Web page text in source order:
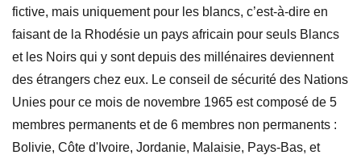
fictive, mais uniquement pour les blancs, c’est-à-dire en
faisant de la Rhodésie un pays africain pour seuls Blancs
et les Noirs qui y sont depuis des millénaires deviennent
des étrangers chez eux. Le conseil de sécurité des Nations
Unies pour ce mois de novembre 1965 est composé de 5
membres permanents et de 6 membres non permanents :
Bolivie, Côte d'Ivoire, Jordanie, Malaisie, Pays-Bas, et